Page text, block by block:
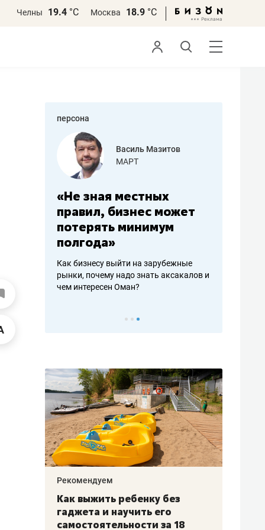
Челны 19.4 °С Москва 18.9 °С
персона
работа
Василь Мазитов
МАРТ
«Не зная местных
правил, бизнес может
потерять минимум
полгода»
Как бизнесу выйти на зарубежные
рынки, почему надо знать аксакалов и
чем интересен Оман?
–
Рекомендуем
Как выжить ребенку без
гаджета и научить его
самостоятельности за 18